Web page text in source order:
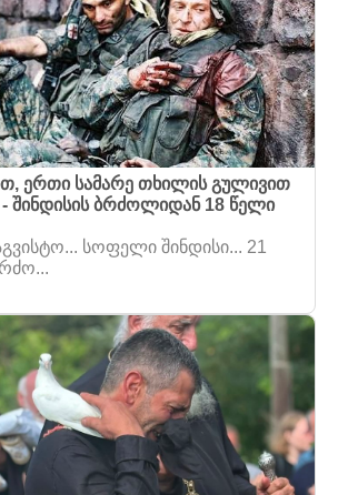
ერთი სამარე თხილის გულივით
შინდისის ბრძოლიდან 18 წელი
სოფელი შინდისი... 21